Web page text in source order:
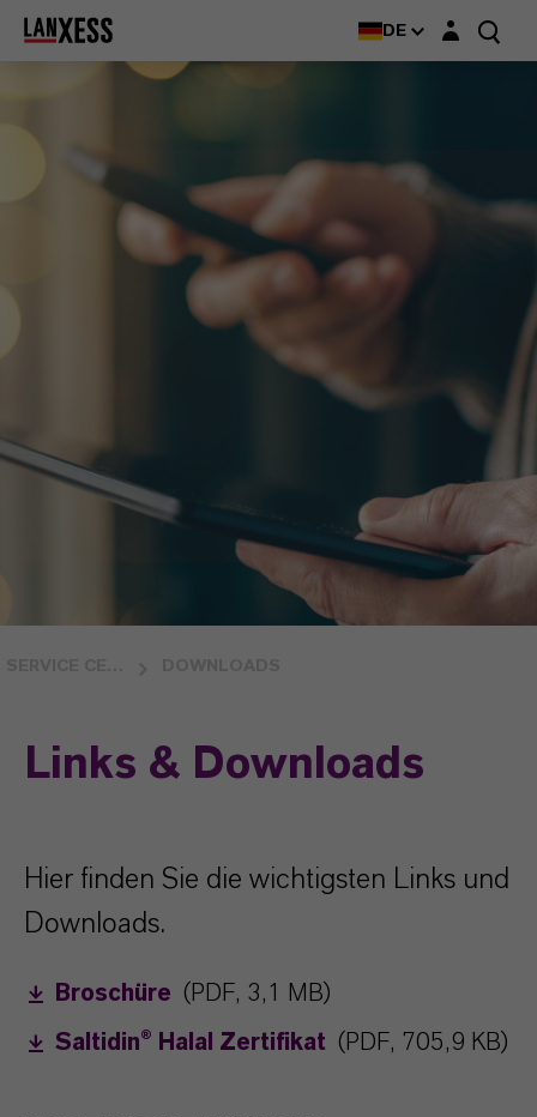
DE Login-Maske
Links & Downloads
Hier finden Sie die wichtigsten Links und
Downloads.
Broschüre (PDF, 3,1 MB)
Saltidin® Halal Zertifikat (PDF, 705,9 KB)